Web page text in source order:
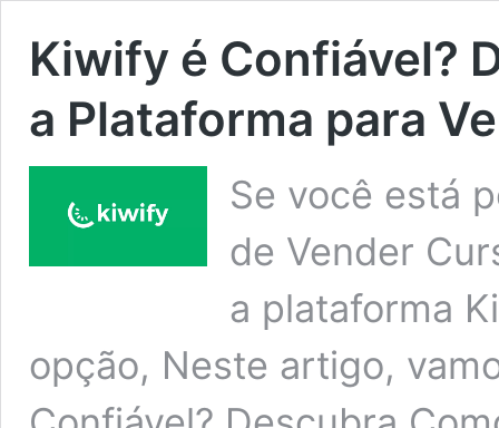
Kiwify é Confiável?
a Plataforma para
Se você está
de Vender
a plataforma
opção, Neste artigo,